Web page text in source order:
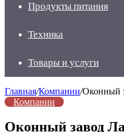
Продукты питания
Техника
Товары и услуги
Главная/Компании/Оконный
Компании
Оконный завод